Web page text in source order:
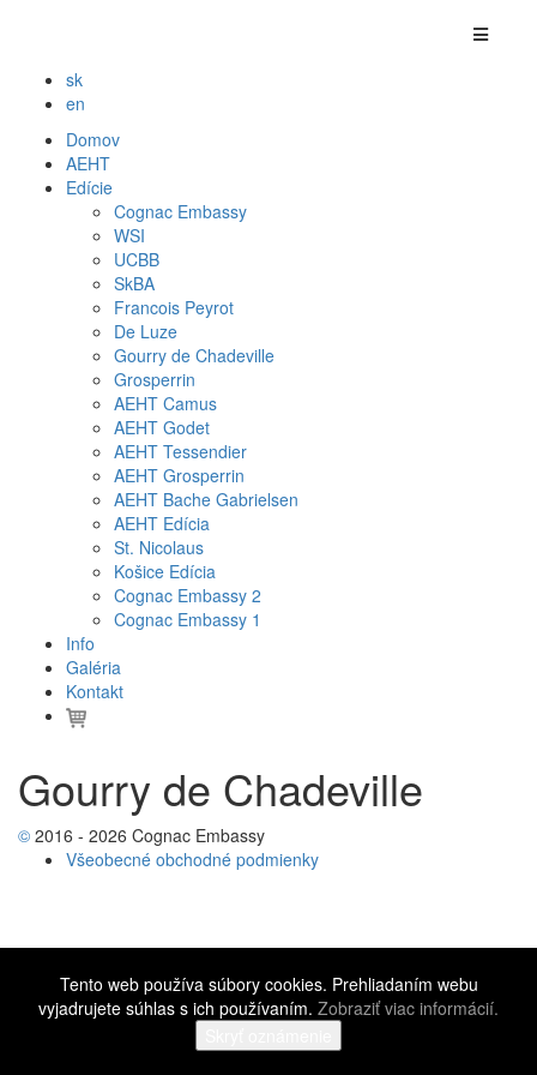
sk
en
Domov
AEHT
Edície
Cognac Embassy
WSI
UCBB
SkBA
Francois Peyrot
De Luze
Gourry de Chadeville
Grosperrin
AEHT Camus
AEHT Godet
AEHT Tessendier
AEHT Grosperrin
AEHT Bache Gabrielsen
AEHT Edícia
St. Nicolaus
Košice Edícia
Cognac Embassy 2
Cognac Embassy 1
Info
Galéria
Kontakt
Gourry de Chadeville
© 2016 - 2026 Cognac Embassy
Všeobecné obchodné podmienky
Tento web používa súbory cookies. Prehliadaním webu
vyjadrujete súhlas s ich používaním. Zobraziť viac informácií.